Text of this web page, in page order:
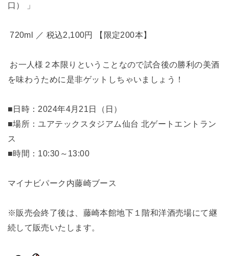
口） 」
720ml ／ 税込2,100円 【限定200本】
お一人様２本限りということなので試合後の勝利の美酒
を味わうために是非ゲットしちゃいましょう！
■日時：2024年4月21日（日）
■場所：ユアテックスタジアム仙台 北ゲートエントラン
ス
■時間：10:30～13:00
マイナビパーク内藤崎ブース
※販売会終了後は、藤崎本館地下１階和洋酒売場にて継
続して販売いたします。